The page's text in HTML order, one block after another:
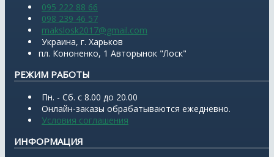
095 222 88 66
098 239 46 57
makslosk2017@gmail.com
Украина, г. Харьков
пл. Кононенко, 1 Авторынок "Лоск"
РЕЖИМ РАБОТЫ
Пн. - Сб. с 8.00 до 20.00
Онлайн-заказы обрабатываются ежедневно.
Условия соглашения
ИНФОРМАЦИЯ